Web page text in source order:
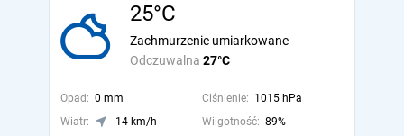
25°C
Odczuwalna 27°C
Zachmurzenie umiarkowane
Opad: 0 mm Ciśnienie: 1015 hPa
Wiatr:
14 km/h Wilgotność: 89%